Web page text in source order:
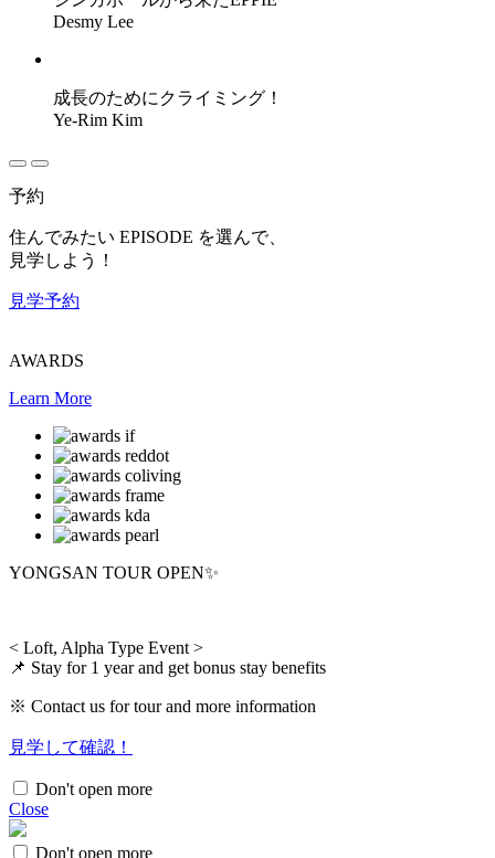
Desmy Lee
成長のためにクライミング！
Ye-Rim Kim
予約
住んでみたい EPISODE を選んで、
見学しよう！
見学予約
AWARDS
Learn More
YONGSAN TOUR OPEN✨
< Loft, Alpha Type Event >
📌 Stay for 1 year and get bonus stay benefits
※ Contact us for tour and more information
見学して確認！
Don't open more
Close
Don't open more